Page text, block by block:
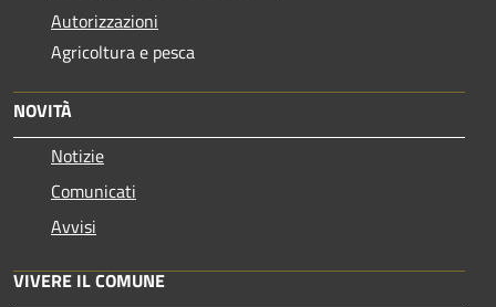
Autorizzazioni
Agricoltura e pesca
NOVITÀ
Notizie
Comunicati
Avvisi
VIVERE IL COMUNE